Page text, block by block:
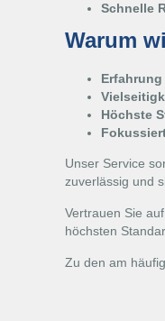
Schnelle
Warum
Höchste
Unser Service
zuverlässig und
Vertrauen Sie
höchsten
Zu den am